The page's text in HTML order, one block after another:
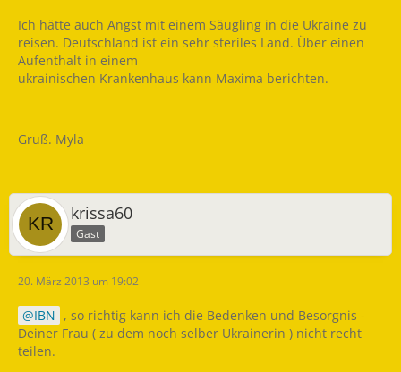
Ich hätte auch Angst mit einem Säugling in die Ukraine zu
reisen. Deutschland ist ein sehr steriles Land. Über einen
Aufenthalt in einem
ukrainischen Krankenhaus kann Maxima berichten.
Gruß. Myla
krissa60
Gast
20. März 2013 um 19:02
IBN , so richtig kann ich die Bedenken und Besorgnis -
Deiner Frau ( zu dem noch selber Ukrainerin ) nicht recht
teilen.